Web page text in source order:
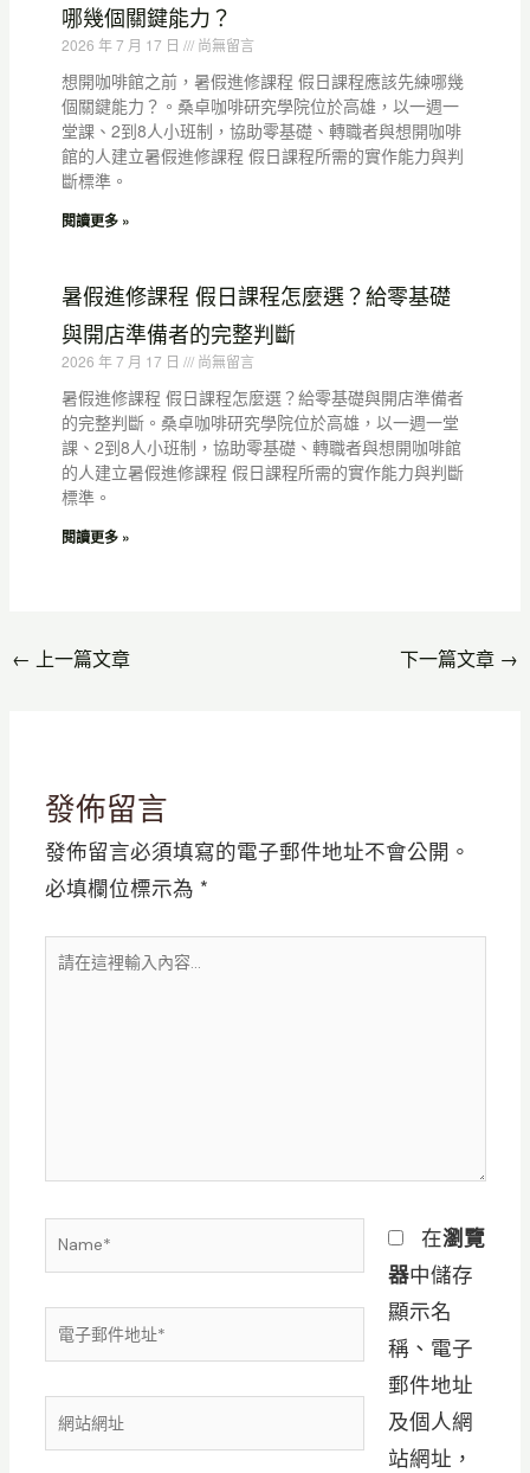
哪幾個關鍵能力？
2026 年 7 月 17 日 尚無留言
想開咖啡館之前，暑假進修課程 假日課程應該先練哪幾
個關鍵能力？。桑卓咖啡研究學院位於高雄，以一週一
堂課、2到8人小班制，協助零基礎、轉職者與想開咖啡
館的人建立暑假進修課程 假日課程所需的實作能力與判
斷標準。
閱讀更多 »
暑假進修課程 假日課程怎麼選？給零基礎
與開店準備者的完整判斷
2026 年 7 月 17 日 尚無留言
暑假進修課程 假日課程怎麼選？給零基礎與開店準備者
的完整判斷。桑卓咖啡研究學院位於高雄，以一週一堂
課、2到8人小班制，協助零基礎、轉職者與想開咖啡館
的人建立暑假進修課程 假日課程所需的實作能力與判斷
標準。
閱讀更多 »
← 上一篇文章 下一篇文章 →
發佈留言
發佈留言必須填寫的電子郵件地址不會公開。
必填欄位標示為 *
在
Name*
電
子
郵
件
網
站
在瀏覽
器中儲存
顯示名
稱、電子
郵件地址
及個人網
站網址，